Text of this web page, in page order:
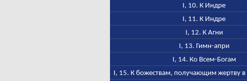
I, 10. К Индре
I, 11. К Индре
I, 12. К Агни
I, 13. Гимн-апри
I, 14. Ко Всем-Богам
I, 15. К божествам, получающим жертву в